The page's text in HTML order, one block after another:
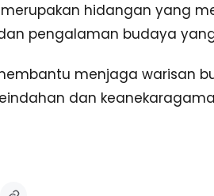
hidangan yang
pengalaman budaya
menjaga warisan
dan